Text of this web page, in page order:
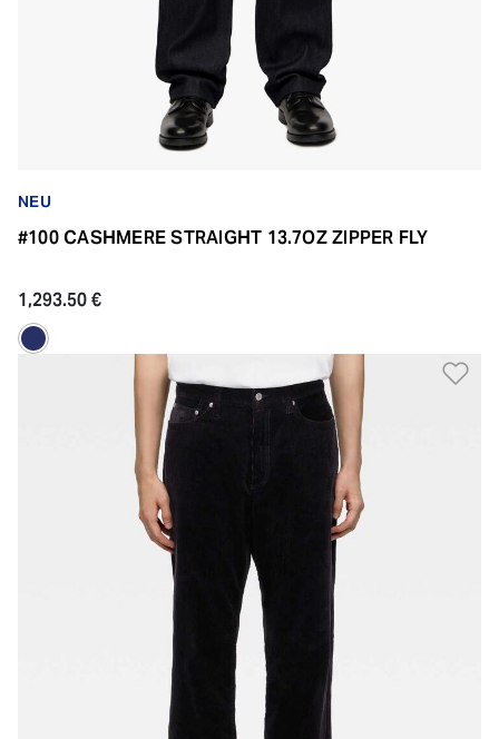
NEU
#100 CASHMERE STRAIGHT 13.7OZ ZIPPER FLY
1,293.50 €